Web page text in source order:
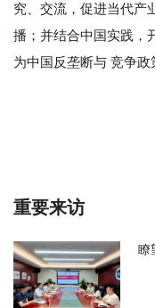
究、交流，促进当代产
播；并结合中国实践，
为中国反垄断与 竞争政
重要来访
瞭